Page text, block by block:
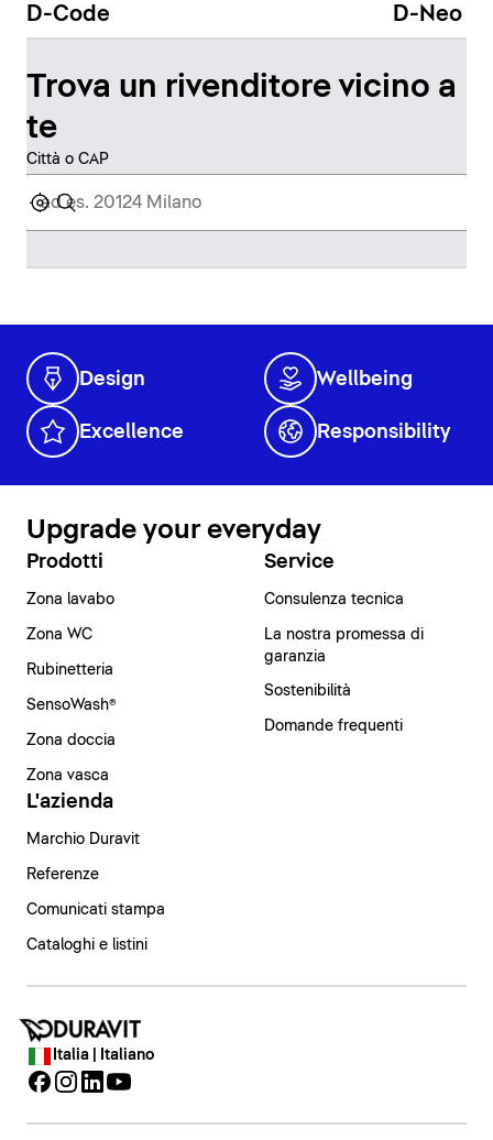
D-Code D-Neo
Trova un rivenditore vicino a
te
Città o CAP
Design Wellbeing
Excellence Responsibility
Upgrade your everyday
Prodotti
Zona lavabo
Zona WC
Rubinetteria
SensoWash®
Zona doccia
Zona vasca
Service
Consulenza tecnica
La nostra promessa di
garanzia
Sostenibilità
Domande frequenti
L'azienda
Marchio Duravit
Referenze
Comunicati stampa
Cataloghi e listini
Italia | Italiano